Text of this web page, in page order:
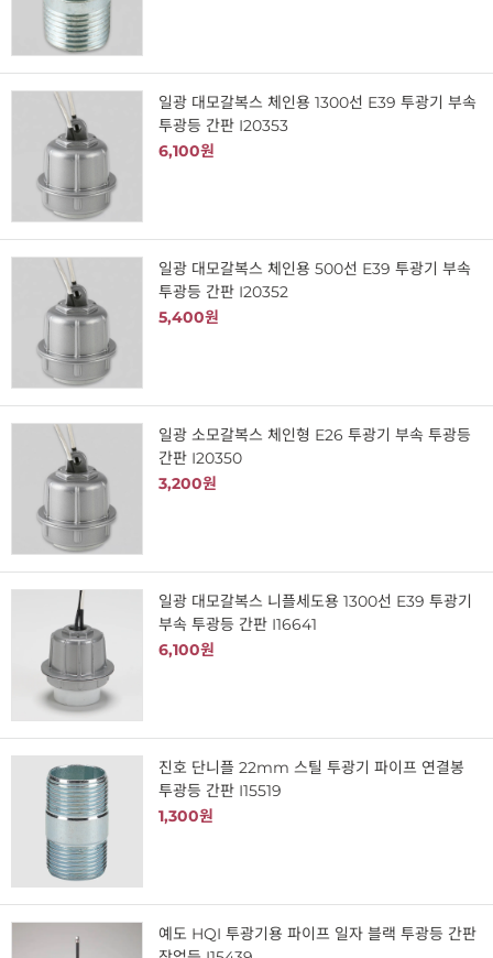
일광 대모갈복스 체인용 1300선 E39 투광기 부속
투광등 간판 I20353
6,100원
일광 대모갈복스 체인용 500선 E39 투광기 부속
투광등 간판 I20352
5,400원
일광 소모갈복스 체인형 E26 투광기 부속 투광등
간판 I20350
3,200원
일광 대모갈복스 니플세도용 1300선 E39 투광기
부속 투광등 간판 I16641
6,100원
진호 단니플 22mm 스틸 투광기 파이프 연결봉
투광등 간판 I15519
1,300원
예도 HQI 투광기용 파이프 일자 블랙 투광등 간판